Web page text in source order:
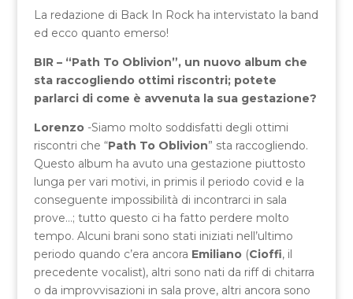
La redazione di Back In Rock ha intervistato la band
ed ecco quanto emerso!
BIR – “Path To Oblivion”, un nuovo album che
sta raccogliendo ottimi riscontri; potete
parlarci di come è avvenuta la sua gestazione?
Lorenzo -Siamo molto soddisfatti degli ottimi
riscontri che “Path To Oblivion” sta raccogliendo.
Questo album ha avuto una gestazione piuttosto
lunga per vari motivi, in primis il periodo covid e la
conseguente impossibilità di incontrarci in sala
prove…; tutto questo ci ha fatto perdere molto
tempo. Alcuni brani sono stati iniziati nell’ultimo
periodo quando c’era ancora Emiliano (Cioffi, il
precedente vocalist), altri sono nati da riff di chitarra
o da improvvisazioni in sala prove, altri ancora sono